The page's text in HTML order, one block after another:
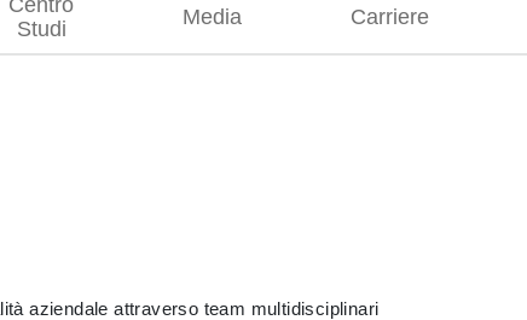
Centro
Studi
Media Carriere
aziendale attraverso team multidisciplinari